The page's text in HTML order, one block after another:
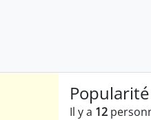
Popularité
Il y a 12